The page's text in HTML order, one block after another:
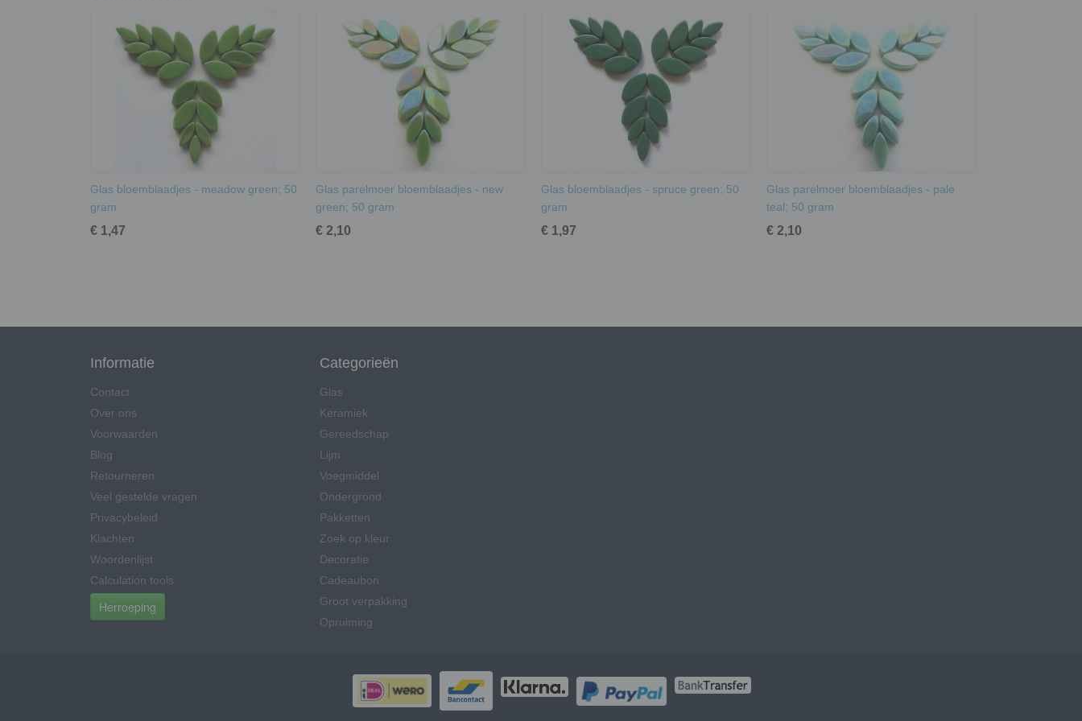
Glas bloemblaadjes - meadow green; 50
gram
€ 1,47
Glas parelmoer bloemblaadjes - new
green; 50 gram
€ 2,10
Glas bloemblaadjes - spruce green; 50
gram
€ 1,97
Glas parelmoer bloemblaadjes - pale
teal; 50 gram
€ 2,10
Informatie
Contact
Over ons
Voorwaarden
Blog
Retourneren
Veel gestelde vragen
Privacybeleid
Klachten
Woordenlijst
Calculation tools
Herroeping
Categorieën
Glas
Keramiek
Gereedschap
Lijm
Voegmiddel
Ondergrond
Pakketten
Zoek op kleur
Decoratie
Cadeaubon
Groot verpakking
Opruiming